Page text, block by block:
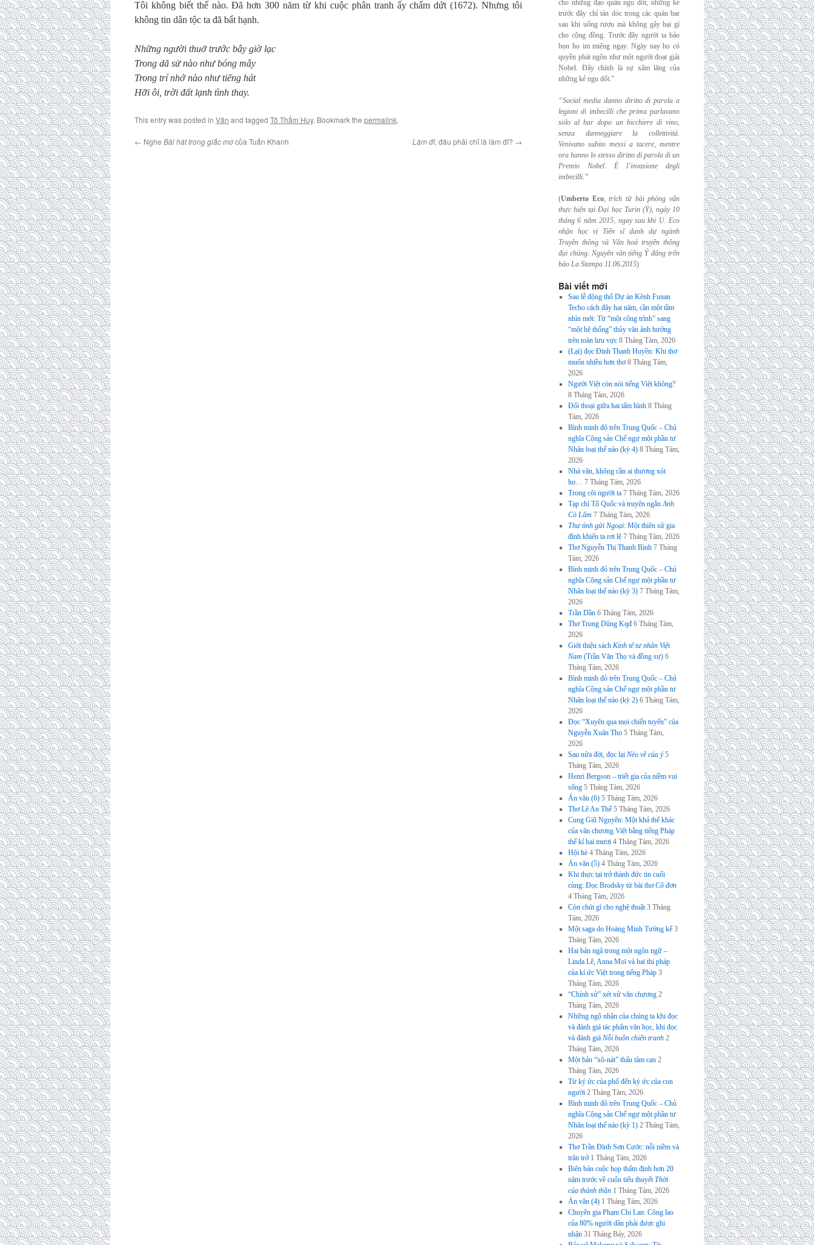
Tôi không biết thế nào. Đã hơn 300 năm từ khi cuộc phân tranh ấy chấm dứt (1672). Nhưng tôi
không tin dân tộc ta đã bất hạnh.
Những người thuở trước bây giờ lạc
Trong dã sử nào như bóng mây
Trong trí nhớ nào như tiếng hát
Hỡi ôi, trời đất lạnh tình thay.
This entry was posted in Văn and tagged Tô Thẩm Huy. Bookmark the permalink.
← Nghe Bài hát trong giấc mơcủa Tuấn Khanh Làm đĩ, đâu phải chỉ là làm đĩ? →
cho những đạo quân ngu dốt, những kẻ
trước đây chỉ tán dóc trong các quán bar
sau khi uống rượu mà không gây hại gì
cho cộng đồng. Trước đây người ta bảo
bọn họ im miệng ngay. Ngày nay họ có
quyền phát ngôn như một người đoạt giải
Nobel. Đây chính là sự xâm lăng của
những kẻ ngu dốt.”
“Social media danno diritto di parola a
legioni di imbecilli che prima parlavano
solo albar dopo un bicchiere di vino,
senza danneggiare la collettività.
Venivano subito messi a tacere, mentre
ora hanno lo stesso diritto di parola di un
Premio Nobel. È l’invasione degli
imbecilli.”
(Umberto Eco,trích từ bài phỏng vấn
thực hiện tại Đại học Turin (Ý), ngày 10
tháng 6 năm 2015, ngay sau khi U. Eco
nhận học vị Tiến sĩ danh dự ngành
Truyền thông và Văn hoá truyền thông
đại chúng. Nguyên văn tiếng Ý đăng trên
báo La Stampa 11.06.2015)
Bài viết mới
Sau lễ động thổ Dự án Kênh Funan
Techo cách đây hai năm, cần một tầm
nhìn mới: Từ “một công trình” sang
“một hệ thống” thủy văn ảnh hưởng
trên toàn lưu vực 8 Tháng Tám, 2026
(Lại) đọc Đinh Thanh Huyền: Khi thơ
muốn nhiều hơn thơ 8 Tháng Tám,
2026
Người Việt còn nói tiếng Việt không?
8 Tháng Tám, 2026
Đối thoại giữa hai tấm hình 8 Tháng
Tám, 2026
Bình minh đỏ trên Trung Quốc – Chủ
nghĩa Cộng sản Chế ngự một phần tư
Nhân loại thế nào (kỳ 4) 8 Tháng Tám,
2026
Nhà văn, không cần ai thương xót
họ… 7 Tháng Tám, 2026
Trong cõi người ta 7 Tháng Tám, 2026
Tạp chí Tổ Quốc và truyện ngắnAnh
Cò Lấm 7 Tháng Tám, 2026
Thư tình gửi Ngoại: Một thiên sử gia
đình khiến ta rơi lệ 7 Tháng Tám, 2026
Thơ Nguyễn Thị Thanh Bình 7 Tháng
Tám, 2026
Bình minh đỏ trên Trung Quốc – Chủ
nghĩa Cộng sản Chế ngự một phần tư
Nhân loại thế nào (kỳ 3) 7 Tháng Tám,
2026
Trần Dần 6 Tháng Tám, 2026
Thơ Trung Dũng Kqđ 6 Tháng Tám,
2026
Giới thiệu sách Kinh tế tư nhân Việt
Nam (Trần Văn Thọ và đồng sự) 6
Tháng Tám, 2026
Bình minh đỏ trên Trung Quốc – Chủ
nghĩa Cộng sản Chế ngự một phần tư
Nhân loại thế nào (kỳ 2) 6 Tháng Tám,
2026
Đọc “Xuyên qua mọi chiến tuyến” của
Nguyễn Xuân Thọ 5 Tháng Tám,
2026
Sau nửa đời, đọc lại Nẻo về của ý 5
Tháng Tám, 2026
Henri Bergson – triết gia của niềm vui
sống 5 Tháng Tám, 2026
Án văn (6) 5 Tháng Tám, 2026
Thơ Lê An Thế 5 Tháng Tám, 2026
Cung Giũ Nguyên: Một khả thể khác
của văn chương Việt bằng tiếng Pháp
thế kỉ hai mươi 4 Tháng Tám, 2026
Hội hè 4 Tháng Tám, 2026
Án văn (5) 4 Tháng Tám, 2026
Khi thực tại trở thành đức tin cuối
cùng: Đọc Brodsky từ bài thơCô đơn
4 Tháng Tám, 2026
Còn chút gì cho nghệ thuật 3 Tháng
Tám, 2026
Một saga do Hoàng Minh Tường kể 3
Tháng Tám, 2026
Hai bản ngã trong một ngôn ngữ –
Linda Lê, Anna Moï và hai thi pháp
của kí ức Việt trong tiếng Pháp 3
Tháng Tám, 2026
“Chính sử” xét xử văn chương 2
Tháng Tám, 2026
Những ngộ nhận của chúng ta khi đọc
và đánh giá tác phẩm văn học, khi đọc
và đánh giá Nỗi buồn chiến tranh 2
Tháng Tám, 2026
Một bản “xô-nát” thấu tâm can 2
Tháng Tám, 2026
Từ ký ức của phố đến ký ức của con
người 2 Tháng Tám, 2026
Bình minh đỏ trên Trung Quốc – Chủ
nghĩa Cộng sản Chế ngự một phần tư
Nhân loại thế nào (kỳ 1) 2 Tháng Tám,
2026
Thơ Trần Đình Sơn Cước: nỗi niềm và
trăn trở 1 Tháng Tám, 2026
Biên bản cuộc họp thẩm định hơn 20
năm trước về cuốn tiểu thuyếtThời
của thánh thần 1 Tháng Tám, 2026
Án văn (4) 1 Tháng Tám, 2026
Chuyên gia Phạm Chi Lan: Công lao
của 80% người dân phải được ghi
nhận 31 Tháng Bảy, 2026